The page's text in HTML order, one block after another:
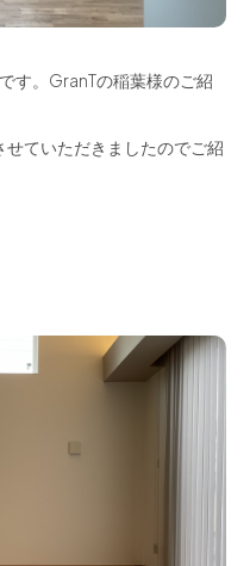
す。GranTの稲葉様のご紹
ていただきましたのでご紹